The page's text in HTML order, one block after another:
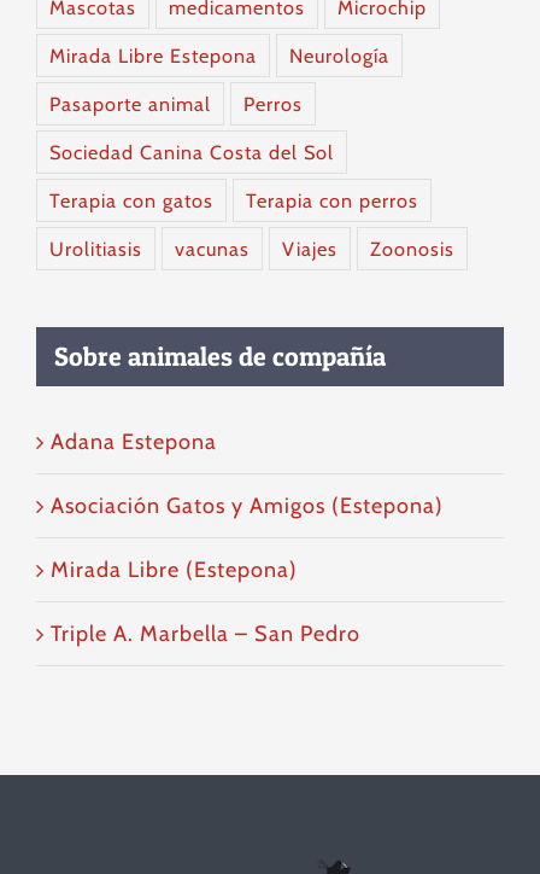
Mascotas
medicamentos
Microchip
Mirada Libre Estepona
Neurología
Pasaporte animal
Perros
Sociedad Canina Costa del Sol
Terapia con gatos
Terapia con perros
Urolitiasis
vacunas Viajes Zoonosis
Sobre animales de compañía
Adana Estepona
Asociación Gatos y Amigos (Estepona)
Mirada Libre (Estepona)
Triple A. Marbella – San Pedro